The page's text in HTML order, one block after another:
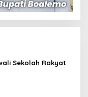
Sekolah Rakyat